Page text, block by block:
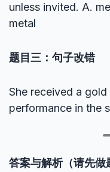
unless invited. A.
metal
题目三：句子改错
She received a
performance in the
答案与解析（请先做